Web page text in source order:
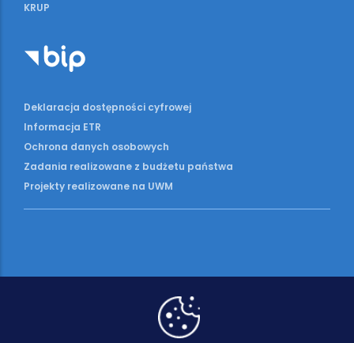
KRUP
Deklaracja dostępności cyfrowej
Informacja ETR
Ochrona danych osobowych
Zadania realizowane z budżetu państwa
Projekty realizowane na UWM